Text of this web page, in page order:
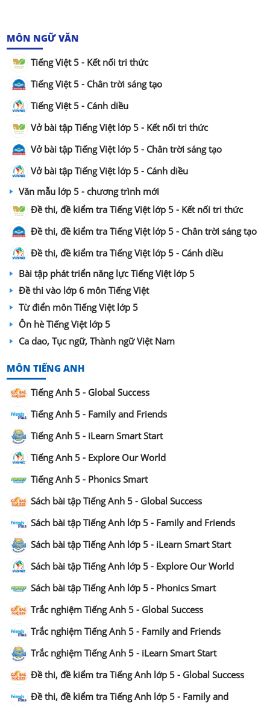
MÔN NGỮ VĂN
Tiếng Việt 5 - Kết nối tri thức
Tiếng Việt 5 - Chân trời sáng tạo
Tiếng Việt 5 - Cánh diều
Vở bài tập Tiếng Việt lớp 5 - Kết nối tri thức
Vở bài tập Tiếng Việt lớp 5 - Chân trời sáng tạo
Vở bài tập Tiếng Việt lớp 5 - Cánh diều
Văn mẫu lớp 5 - chương trình mới
Đề thi, đề kiểm tra Tiếng Việt lớp 5 - Kết nối tri thức
Đề thi, đề kiểm tra Tiếng Việt lớp 5 - Chân trời sáng tạo
Đề thi, đề kiểm tra Tiếng Việt lớp 5 - Cánh diều
Bài tập phát triển năng lực Tiếng Việt lớp 5
Đề thi vào lớp 6 môn Tiếng Việt
Từ điển môn Tiếng Việt lớp 5
Ôn hè Tiếng Việt lớp 5
Ca dao, Tục ngữ, Thành ngữ Việt Nam
MÔN TIẾNG ANH
Tiếng Anh 5 - Global Success
Tiếng Anh 5 - Family and Friends
Tiếng Anh 5 - iLearn Smart Start
Tiếng Anh 5 - Explore Our World
Tiếng Anh 5 - Phonics Smart
Sách bài tập Tiếng Anh 5 - Global Success
Sách bài tập Tiếng Anh lớp 5 - Family and Friends
Sách bài tập Tiếng Anh lớp 5 - iLearn Smart Start
Sách bài tập Tiếng Anh lớp 5 - Explore Our World
Sách bài tập Tiếng Anh lớp 5 - Phonics Smart
Trắc nghiệm Tiếng Anh 5 - Global Success
Trắc nghiệm Tiếng Anh 5 - Family and Friends
Trắc nghiệm Tiếng Anh 5 - iLearn Smart Start
Đề thi, đề kiểm tra Tiếng Anh lớp 5 - Global Success
Đề thi, đề kiểm tra Tiếng Anh lớp 5 - Family and